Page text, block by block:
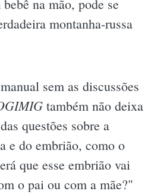
na mão, pode se
montanha-russa
sem as discussões
também não deixa
questões sobre a
e do embrião, como o
que esse embrião vai
o pai ou com a mãe?"